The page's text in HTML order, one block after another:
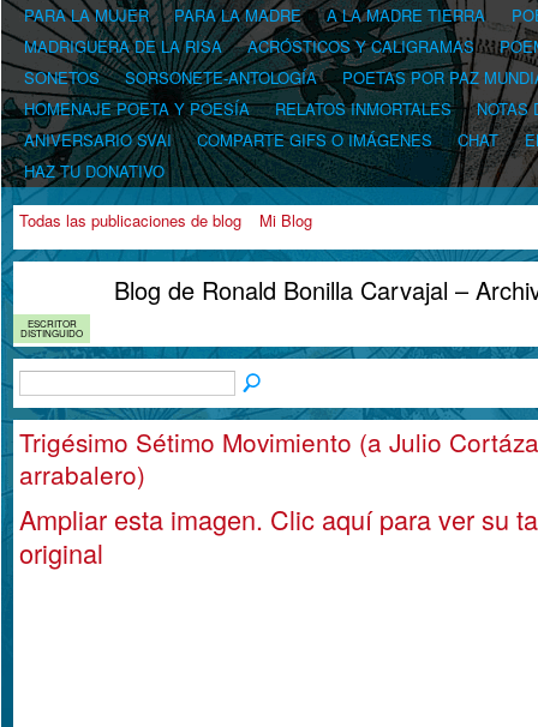
PARA LA MUJER
PARA LA MADRE A LA MADRE TIERRA
MADRIGUERA DE LA RISA
ACRÓSTICOS Y CALIGRAMAS
SONETOS
SORSONETE-ANTOLOGÍA
POETAS POR PAZ
HOMENAJE POETA Y POESÍA
RELATOS INMORTALES
NOTAS
ANIVERSARIO SVAI
COMPARTE GIFS O IMÁGENES CHAT
HAZ TU DONATIVO
Todas las publicaciones de blog Mi Blog
ESCRITOR
DISTINGUIDO
Blog de Ronald Bonilla Carvajal –
Trigésimo Sétimo Movimiento (a Julio
arrabalero)
Ampliar esta imagen. Clic aquí para ver su
original